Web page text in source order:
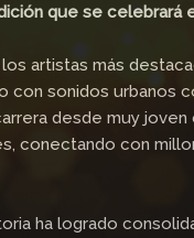
que se
artistas más
con sonidos urbanos
desde muy
conectando con
ha logrado